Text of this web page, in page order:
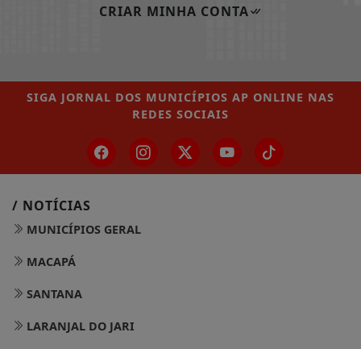
CRIAR MINHA CONTA
SIGA JORNAL DOS MUNICÍPIOS AP ONLINE NAS
REDES SOCIAIS
/ NOTÍCIAS
MUNICÍPIOS GERAL
MACAPÁ
SANTANA
LARANJAL DO JARI